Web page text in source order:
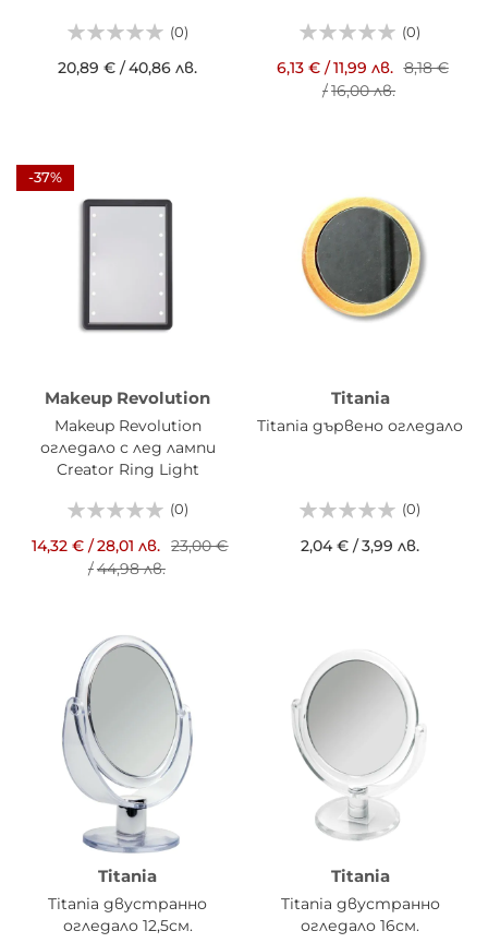
(0)
20,89 € /40,86 лв.
(0)
6,13 €/11,99 лв. 8,18 €
/16,00 лв.
-37%
Makeup Revolution
Makeup Revolution
огледало с лед лампи
Creator Ring Light
(0)
14,32 € /28,01 лв. 23,00 €
/44,98 лв.
Titania
Titania дървено огледало
(0)
2,04 € /3,99 лв.
Titania
Titania двустранно
огледало 12,5см.
Titania
Titania двустранно
огледало 16см.